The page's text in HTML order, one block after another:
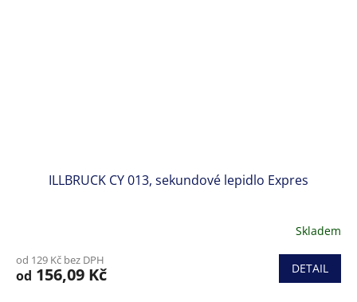
ILLBRUCK CY 013, sekundové lepidlo Expres
Skladem
od 129 Kč bez DPH
od 156,09 Kč DETAIL